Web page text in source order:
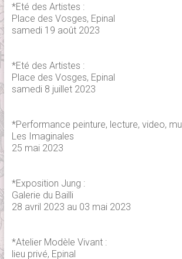
*Eté des Artistes :
Place des Vosges, Epinal
samedi 19 août 2023
*Eté des Artistes :
Place des Vosges, Epinal
samedi 8 juillet 2023
*Performance peinture, lecture, video,
Les Imaginales
25 mai 2023
*Exposition Jung :
Galerie du Bailli
28 avril 2023 au 03 mai 2023
*Atelier Modèle Vivant :
lieu privé, Epinal